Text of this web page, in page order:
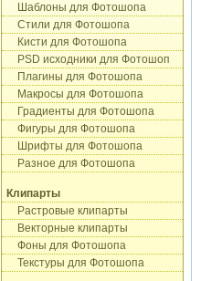
Шаблоны для Фотошопа
Стили для Фотошопа
Кисти для Фотошопа
PSD исходники для Фотошоп
Плагины для Фотошопа
Макросы для Фотошопа
Градиенты для Фотошопа
Фигуры для Фотошопа
Шрифты для Фотошопа
Разное для Фотошопа
Клипарты
Растровые клипарты
Векторные клипарты
Фоны для Фотошопа
Текстуры для Фотошопа